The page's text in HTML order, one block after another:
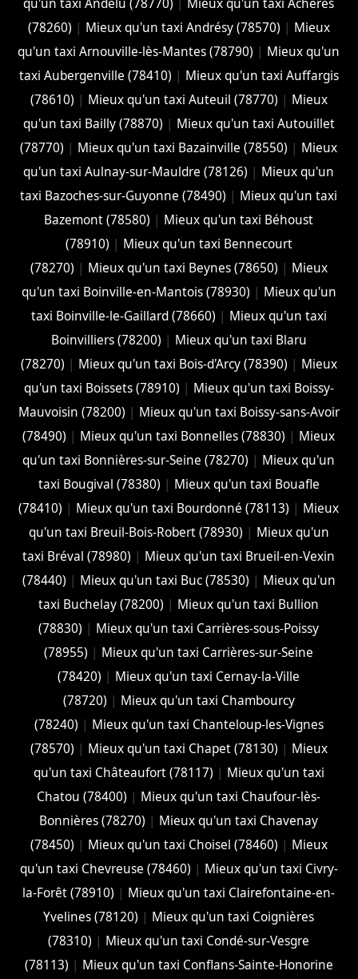
qu'un taxi Andelu (78770)
Mieux qu'un taxi Achères
(78260) | Mieux qu'un taxi Andrésy (78570) | Mieux
qu'un taxi Arnouville-lès-Mantes (78790) | Mieux qu'un
taxi Aubergenville (78410) | Mieux qu'un taxi Auffargis
(78610) | Mieux qu'un taxi Auteuil (78770) | Mieux
qu'un taxi Bailly (78870) | Mieux qu'un taxi Autouillet
(78770) | Mieux qu'un taxi Bazainville (78550) | Mieux
qu'un taxi Aulnay-sur-Mauldre (78126) | Mieux qu'un
taxi Bazoches-sur-Guyonne (78490) | Mieux qu'un taxi
Bazemont (78580) | Mieux qu'un taxi Béhoust
(78910) | Mieux qu'un taxi Bennecourt
(78270) | Mieux qu'un taxi Beynes (78650) | Mieux
qu'un taxi Boinville-en-Mantois (78930) | Mieux qu'un
taxi Boinville-le-Gaillard (78660) | Mieux qu'un taxi
Boinvilliers (78200) | Mieux qu'un taxi Blaru
(78270) | Mieux qu'un taxi Bois-d'Arcy (78390) | Mieux
qu'un taxi Boissets (78910) | Mieux qu'un taxi Boissy-
Mauvoisin (78200) | Mieux qu'un taxi Boissy-sans-Avoir
(78490) | Mieux qu'un taxi Bonnelles (78830) | Mieux
qu'un taxi Bonnières-sur-Seine (78270) | Mieux qu'un
taxi Bougival (78380) | Mieux qu'un taxi Bouafle
(78410) | Mieux qu'un taxi Bourdonné (78113) | Mieux
qu'un taxi Breuil-Bois-Robert (78930) | Mieux qu'un
taxi Bréval (78980) | Mieux qu'un taxi Brueil-en-Vexin
(78440) | Mieux qu'un taxi Buc (78530) | Mieux qu'un
taxi Buchelay (78200) | Mieux qu'un taxi Bullion
(78830) | Mieux qu'un taxi Carrières-sous-Poissy
(78955) | Mieux qu'un taxi Carrières-sur-Seine
(78420) | Mieux qu'un taxi Cernay-la-Ville
(78720) | Mieux qu'un taxi Chambourcy
(78240) | Mieux qu'un taxi Chanteloup-les-Vignes
(78570) | Mieux qu'un taxi Chapet (78130) | Mieux
qu'un taxi Châteaufort (78117) | Mieux qu'un taxi
Chatou (78400) | Mieux qu'un taxi Chaufour-lès-
Bonnières (78270) | Mieux qu'un taxi Chavenay
(78450) | Mieux qu'un taxi Choisel (78460) | Mieux
qu'un taxi Chevreuse (78460) | Mieux qu'un taxi Civry-
la-Forêt (78910) | Mieux qu'un taxi Clairefontaine-en-
Yvelines (78120) | Mieux qu'un taxi Coignières
(78310) | Mieux qu'un taxi Condé-sur-Vesgre
(78113) | Mieux qu'un taxi Conflans-Sainte-Honorine